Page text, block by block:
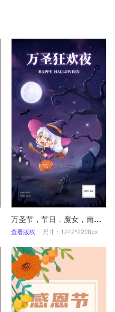
万圣节，节日，魔女，南瓜，可爱
查看版权 尺寸：1242*2208px